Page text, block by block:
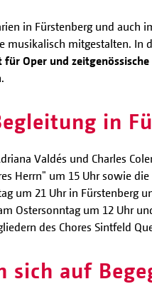
in Fürstenberg und auch
musikalisch mitgestalten. In
Oper und zeitgenössische
in
Valdés und Charles
Herrn" um 15 Uhr sowie
um 21 Uhr in Fürstenberg
Ostersonntag um 12 Uhr
des Chores Sintfeld
sich auf